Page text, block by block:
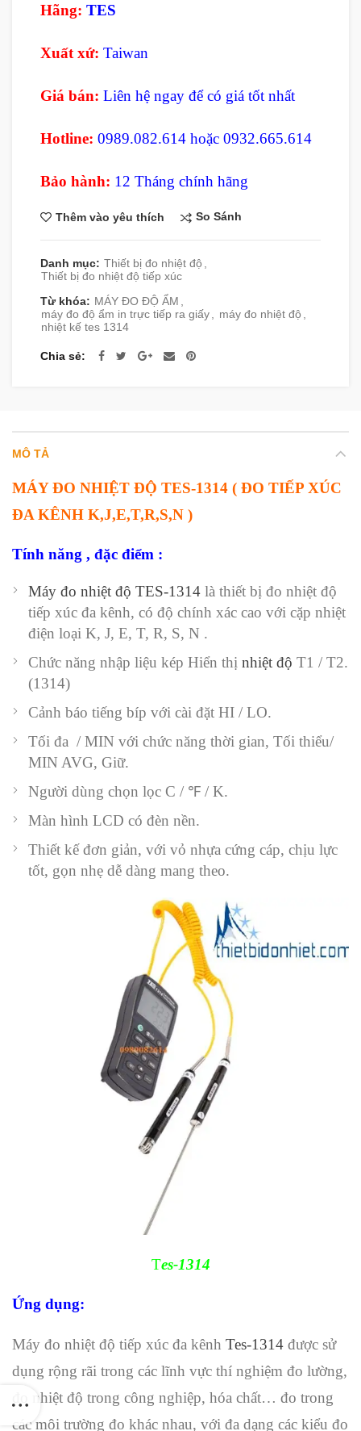
Hãng: TES
Xuất xứ: Taiwan
Giá bán: Liên hệ ngay để có giá tốt nhất
Hotline: 0989.082.614 hoặc 0932.665.614
Bảo hành: 12 Tháng chính hãng
Thêm vào yêu thích So Sánh
Danh mục: Thiết bị đo nhiệt độ
Thiết bị đo nhiệt độ tiếp xúc
Từ khóa: MÁY ĐO ĐỘ ẨM
máy đo độ ẩm in trực tiếp ra giấy
máy đo nhiệt độ
nhiệt kế tes 1314
Chia sẻ
MÔ TẢ
MÁY ĐO NHIỆT ĐỘ TES-1314 ( ĐO TIẾP XÚC
ĐA KÊNH K,J,E,T,R,S,N )
Tính năng , đặc điểm :
Máy đo nhiệt độ TES-1314 là thiết bị đo nhiệt độ
tiếp xúc đa kênh, có độ chính xác cao với cặp nhiệt
điện loại K, J, E, T, R, S, N .
Chức năng nhập liệu kép Hiển thị nhiệt độ T1 / T2.
(1314)
Cảnh báo tiếng bíp với cài đặt HI / LO.
Tối đa / MIN với chức năng thời gian, Tối thiểu/
MIN AVG, Giữ.
Người dùng chọn lọc C / ℉ / K.
Màn hình LCD có đèn nền.
Thiết kế đơn giản, với vỏ nhựa cứng cáp, chịu lực
tốt, gọn nhẹ dễ dàng mang theo.
Tes-1314
Ứng dụng:
Máy đo nhiệt độ tiếp xúc đa kênh Tes-1314 được sử
dụng rộng rãi trong các lĩnh vực thí nghiệm đo lường,
đo nhiệt độ trong công nghiệp, hóa chất… đo trong
các môi trường đo khác nhau, với đa dạng các kiểu đo